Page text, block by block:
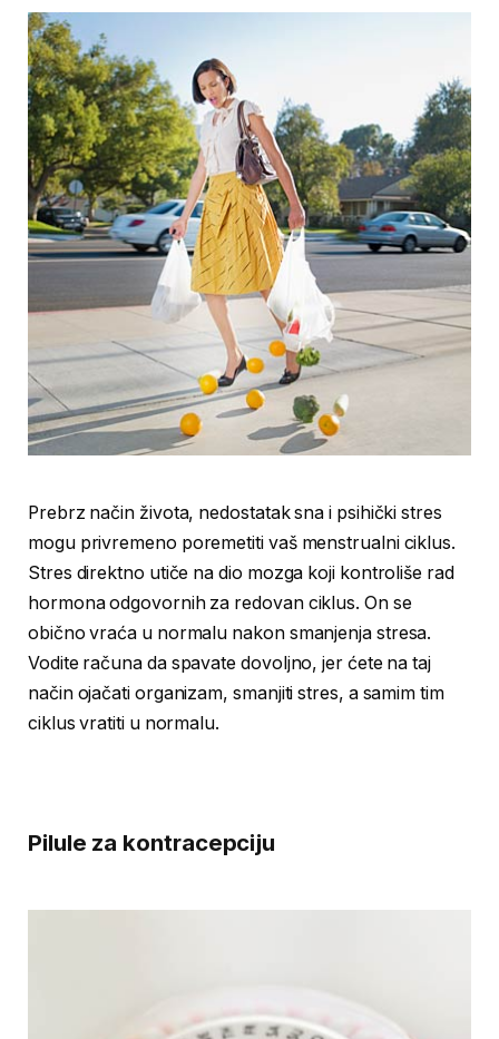
Prebrz način života, nedostatak sna i psihički stres
mogu privremeno poremetiti vaš menstrualni ciklus.
Stres direktno utiče na dio mozga koji kontroliše rad
hormona odgovornih za redovan ciklus. On se
obično vraća u normalu nakon smanjenja stresa.
Vodite računa da spavate dovoljno, jer ćete na taj
način ojačati organizam, smanjiti stres, a samim tim
ciklus vratiti u normalu.
Pilule za kontracepciju